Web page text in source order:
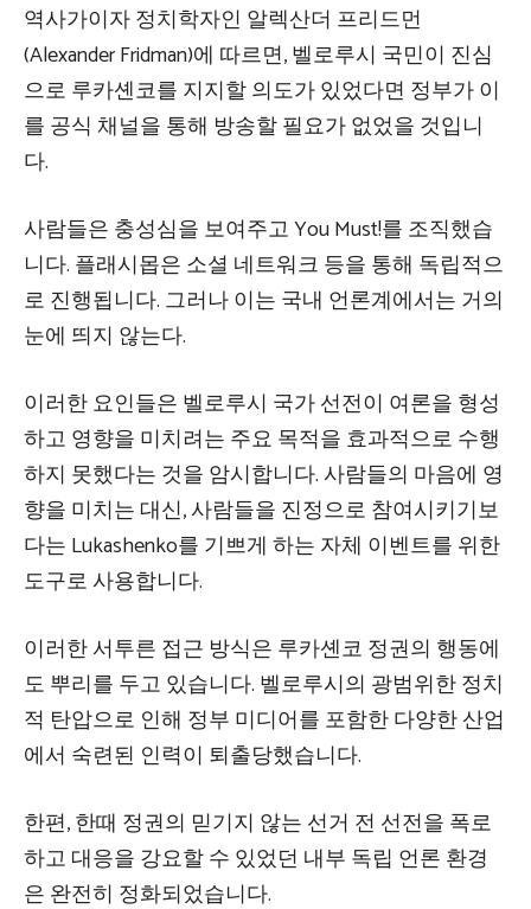
역사가이자 정치학자인 알렉산더 프리드먼
(Alexander Fridman)에 따르면, 벨로루시 국민이 진심
으로 루카셴코를 지지할 의도가 있었다면 정부가 이
를 공식 채널을 통해 방송할 필요가 없었을 것입니
다.
사람들은 충성심을 보여주고 You Must!를 조직했습
니다. 플래시몹은 소셜 네트워크 등을 통해 독립적으
로 진행됩니다. 그러나 이는 국내 언론계에서는 거의
눈에 띄지 않는다.
이러한 요인들은 벨로루시 국가 선전이 여론을 형성
하고 영향을 미치려는 주요 목적을 효과적으로 수행
하지 못했다는 것을 암시합니다. 사람들의 마음에 영
향을 미치는 대신, 사람들을 진정으로 참여시키기보
다는 Lukashenko를 기쁘게 하는 자체 이벤트를 위한
도구로 사용합니다.
이러한 서투른 접근 방식은 루카셴코 정권의 행동에
도 뿌리를 두고 있습니다. 벨로루시의 광범위한 정치
적 탄압으로 인해 정부 미디어를 포함한 다양한 산업
에서 숙련된 인력이 퇴출당했습니다.
한편, 한때 정권의 믿기지 않는 선거 전 선전을 폭로
하고 대응을 강요할 수 있었던 내부 독립 언론 환경
은 완전히 정화되었습니다.